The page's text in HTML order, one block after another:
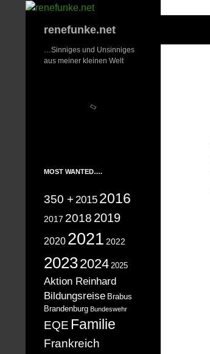
renefunke.net
…Sinniges und Unsinniges
aus meiner kleinen Welt
MOST WANTED….
350 + 2015 2016
2017 2018 2019
2020 2021 2022
20232024 2025
Aktion Reinhard
Bildungsreise Brabus
Brandenburg Bundeswehr
EQE Familie
Frankreich